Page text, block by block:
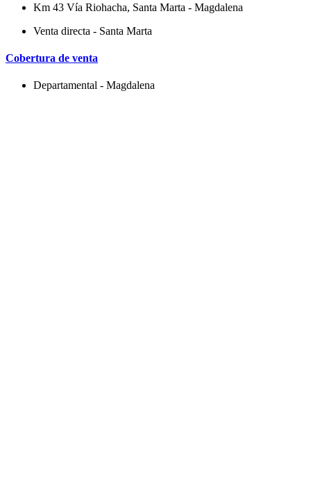
Km 43 Vía Riohacha, Santa Marta - Magdalena
Venta directa - Santa Marta
Cobertura de venta
Departamental - Magdalena